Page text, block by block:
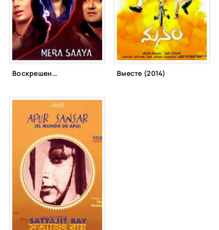
Воскрешение (1966) Вместе (2014)